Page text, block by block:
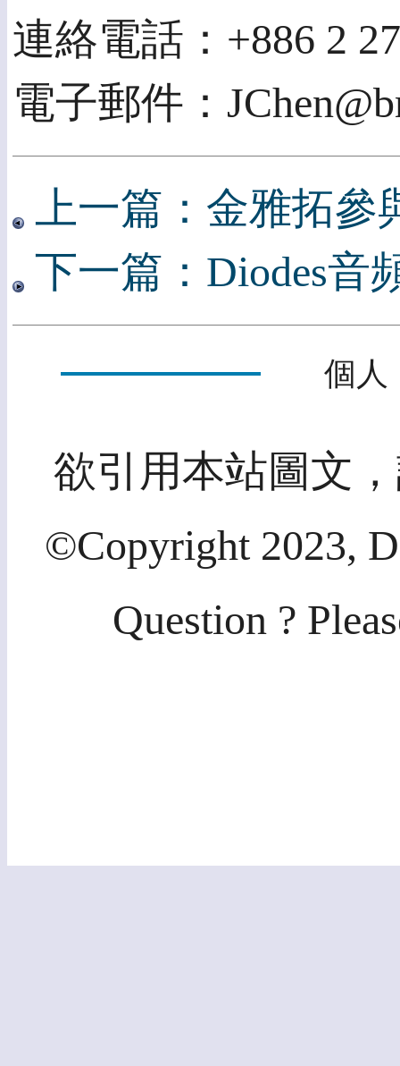
連絡電話：+886 2
電子郵件：
上一篇：金雅拓參
下一篇：Diodes音
個人
欲引用本站圖文
©Copyright 2023,
Question ?